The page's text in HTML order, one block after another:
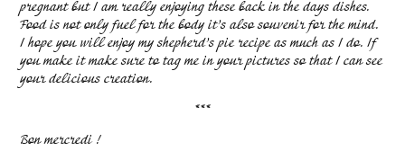
pregnant but I am really enjoying these back in the days dishes.
Food is not only fuel for the body it’s also souvenir for the mind.
I hope you will enjoy my shepherd’s pie recipe as much as I do. If
you make it make sure to tag me in your pictures so that I can see
your delicious creation.
***
Bon mercredi !